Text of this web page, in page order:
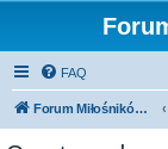
FAQ
Forum Miłośników Lotnictwa